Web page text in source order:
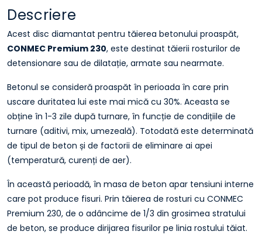
Descriere
Acest disc diamantat pentru tăierea betonului proaspăt,
CONMEC Premium 230, este destinat tăierii rosturilor de
detensionare sau de dilatație, armate sau nearmate.
Betonul se consideră proaspăt în perioada în care prin
uscare duritatea lui este mai mică cu 30%. Aceasta se
obține în 1-3 zile după turnare, în funcție de condițiile de
turnare (aditivi, mix, umezeală). Totodată este determinată
de tipul de beton și de factorii de eliminare ai apei
(temperatură, curenți de aer).
În această perioadă, în masa de beton apar tensiuni interne
care pot produce fisuri. Prin tăierea de rosturi cu CONMEC
Premium 230, de o adâncime de 1/3 din grosimea stratului
de beton, se produce dirijarea fisurilor pe linia rostului tăiat.